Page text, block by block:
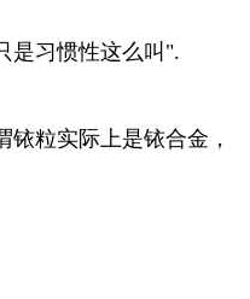
是习惯性这么叫".
粒实际上是铱合金，